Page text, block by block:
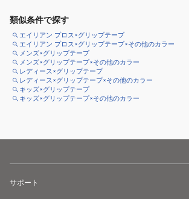
類似条件で探す
エイリアン プロス×グリップテープ
エイリアン プロス×グリップテープ×その他のカラー
メンズ×グリップテープ
メンズ×グリップテープ×その他のカラー
レディース×グリップテープ
レディース×グリップテープ×その他のカラー
キッズ×グリップテープ
キッズ×グリップテープ×その他のカラー
サポート